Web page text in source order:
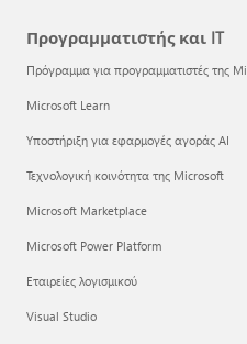
Προγραμματιστής και IT
Πρόγραμμα για προγραμματιστές της
Microsoft Learn
Υποστήριξη για εφαρμογές αγοράς AI
Τεχνολογική κοινότητα της Microsoft
Microsoft Marketplace
Microsoft Power Platform
Εταιρείες λογισμικού
Visual Studio